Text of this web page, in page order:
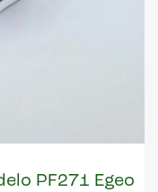
PF271 Egeo